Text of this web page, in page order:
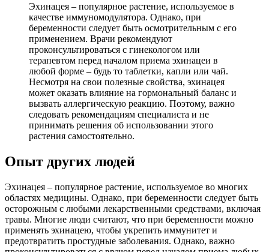
Эхинацея – популярное растение, используемое в
качестве иммуномодулятора. Однако, при
беременности следует быть осмотрительным с его
применением. Врачи рекомендуют
проконсультироваться с гинекологом или
терапевтом перед началом приема эхинацеи в
любой форме – будь то таблетки, капли или чай.
Несмотря на свои полезные свойства, эхинацея
может оказать влияние на гормональный баланс и
вызвать аллергическую реакцию. Поэтому, важно
следовать рекомендациям специалиста и не
принимать решения об использовании этого
растения самостоятельно.
Опыт других людей
Эхинацея – популярное растение, используемое во многих
областях медицины. Однако, при беременности следует быть
осторожным с любыми лекарственными средствами, включая
травы. Многие люди считают, что при беременности можно
применять эхинацею, чтобы укрепить иммунитет и
предотвратить простудные заболевания. Однако, важно